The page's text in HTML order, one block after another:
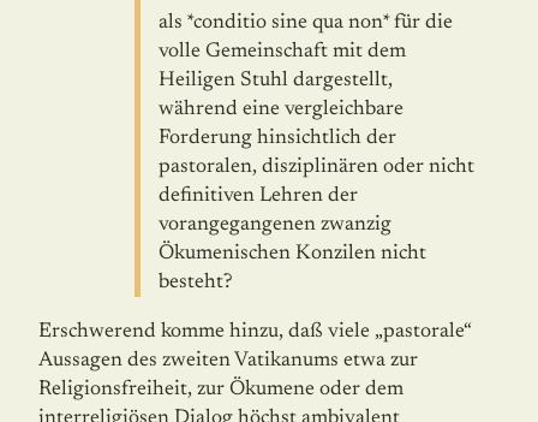
als *conditio sine qua non* für die
volle Gemeinschaft mit dem
Heiligen Stuhl dargestellt,
während eine vergleichbare
Forderung hinsichtlich der
pastoralen, disziplinären oder nicht
definitiven Lehren der
vorangegangenen zwanzig
Ökumenischen Konzilen nicht
besteht?
Erschwerend komme hinzu, daß viele „pastorale“
Aussagen des zweiten Vatikanums etwa zur
Religionsfreiheit, zur Ökumene oder dem